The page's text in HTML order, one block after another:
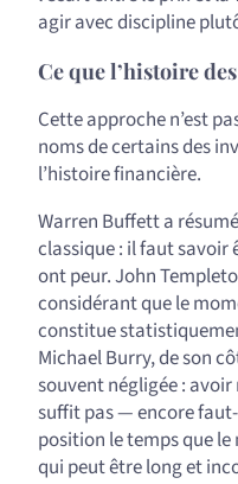
agir avec discipline
Ce que l’histoire
Cette approche n’est
noms de certains des
l’histoire financière.
Warren Buffett a
classique : il faut savoir
ont peur. John
considérant que le
constitue
Michael Burry, de son
souvent négligée :
suffit pas — encore
position le temps que
qui peut être long et